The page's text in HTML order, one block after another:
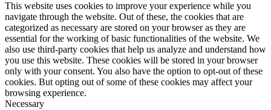
This website uses cookies to improve your experience while you
navigate through the website. Out of these, the cookies that are
categorized as necessary are stored on your browser as they are
essential for the working of basic functionalities of the website. We
also use third-party cookies that help us analyze and understand how
you use this website. These cookies will be stored in your browser
only with your consent. You also have the option to opt-out of these
cookies. But opting out of some of these cookies may affect your
browsing experience.
Necessary